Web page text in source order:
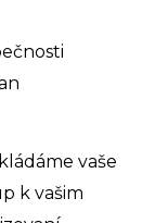
vaše
k vašim